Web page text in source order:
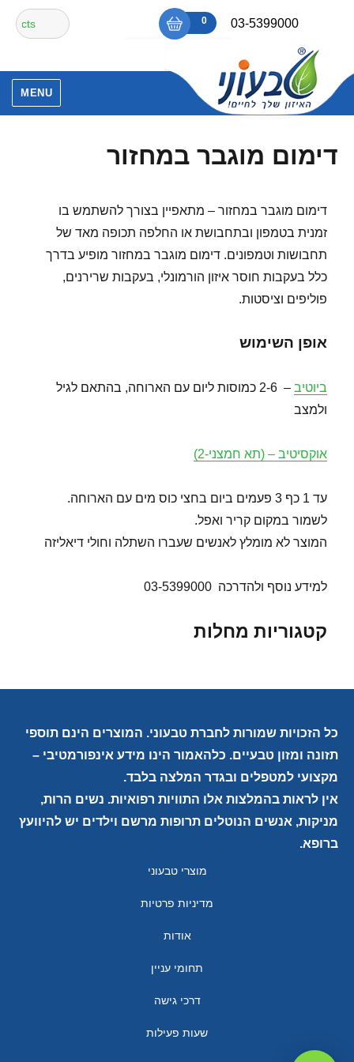
content
03-5399000
₪0
0
אין מוצרים בסל הקניות.
חיפוש
עבור:
MENU
דימום מוגבר במחזור
דימום מוגבר במחזור – מתאפיין בצורך להשתמש בו
זמנית בטמפון ובתחבושת או החלפה תכופה מאד של
תחבושות וטמפונים. דימום מוגבר במחזור מופיע בדרך
כלל בעקבות חוסר איזון הורמונלי, בעקבות שרירנים,
פוליפים וציסטות.
אופן השימוש
ביוטיב
– 2-6 כמוסות ליום עם הארוחה, בהתאם לגיל
ולמצב
אוקסיטיב – (תא חמצני-2)
עד 1 כף 3 פעמים ביום בחצי כוס מים עם הארוחה.
לשמור במקום קריר ואפל.
המוצר לא מומלץ לאנשים שעברו השתלה וחולי דיאליזה
למידע נוסף ולהדרכה 03-5399000
קטגוריות מחלות
כל הזכויות שמורות לחברת טבעוני. המוצרים הינם תוספי
תזונה ומזון טבעיים. כלהאמור הינו מידע אינפורמטיבי –
מקצועי למטפלים ובגדר המלצה בלבד.
אין לראות בהמלצות אלו התוויות רפואיות. נשים הרות,
מניקות, אנשים הנוטלים תרופות מרשם וילדים יש להיוועץ
ברופא.
מוצרי טבעוני
מדיניות פרטיות
אודות
תחומי עניין
דרכי גישה
שעות פעילות